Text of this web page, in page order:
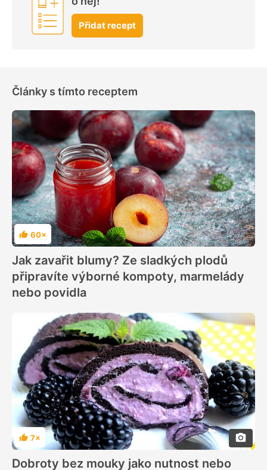
Přidat recept
Články s tímto receptem
Hodnocení
60×
Jak zavařit blumy? Ze sladkých plodů
připravíte výborné kompoty, marmelády
nebo povidla
Hodnocení
7×
Dobroty bez mouky jako nutnost nebo